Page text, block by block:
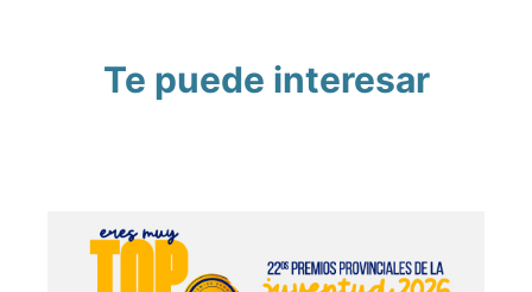
Te puede interesar